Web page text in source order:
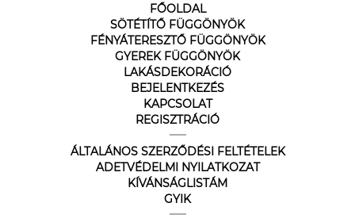
FŐOLDAL
SÖTÉTÍTŐ FÜGGÖNYÖK
FÉNYÁTERESZTŐ FÜGGÖNYÖK
GYEREK FÜGGÖNYÖK
LAKÁSDEKORÁCIÓ
BEJELENTKEZÉS
KAPCSOLAT
REGISZTRÁCIÓ
ÁLTALÁNOS SZERZŐDÉSI FELTÉTELEK
ADETVÉDELMI NYILATKOZAT
KÍVÁNSÁGLISTÁM
GYIK